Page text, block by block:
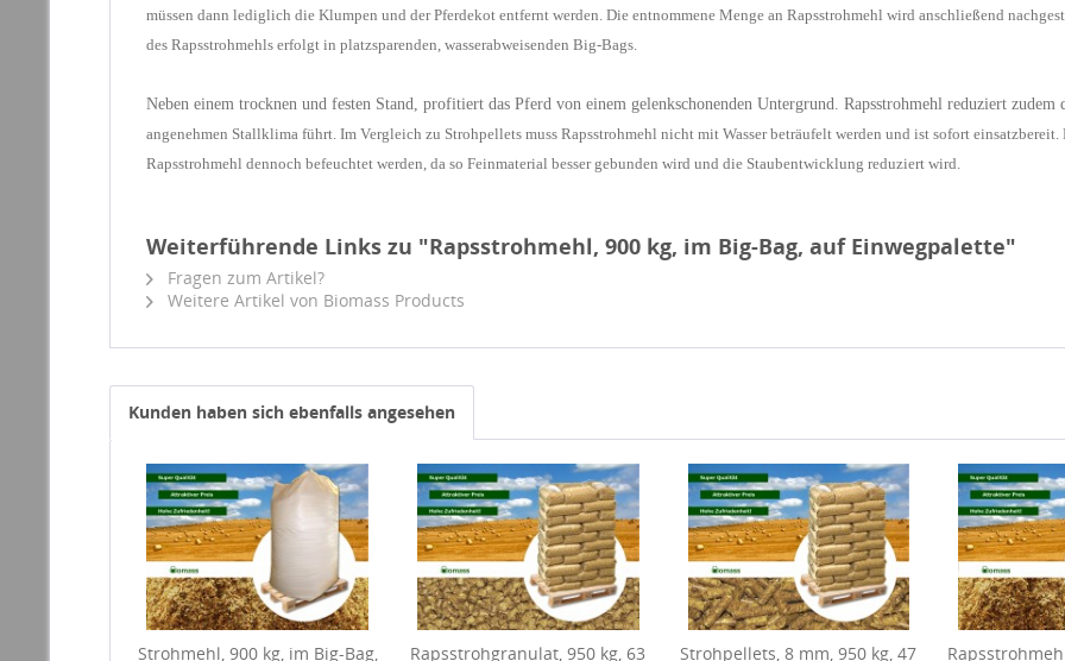
müssen dann lediglich die Klumpen und der Pferdekot entfernt werden. Die entnommene Menge an Rapsstrohmehl wird anschließend
des Rapsstrohmehls erfolgt in platzsparenden, wasserabweisenden Big-Bags.
Neben einem trocknen und festen Stand, profitiert das Pferd von einem gelenkschonenden Untergrund. Rapsstrohmehl reduziert zudem
angenehmen Stallklima führt. Im Vergleich zu Strohpellets muss Rapsstrohmehl nicht mit Wasser beträufelt werden und ist sofort
Rapsstrohmehl dennoch befeuchtet werden, da so Feinmaterial besser gebunden wird und die Staubentwicklung reduziert wird.
Weiterführende Links zu "Rapsstrohmehl, 900 kg, im Big-Bag, auf Einwegpalette"
Fragen zum Artikel?
Weitere Artikel von Biomass Products
Kunden haben sich ebenfalls angesehen
Strohmehl, 900 kg, im Big-Bag, Rapsstrohgranulat, 950 kg, 63 Strohpellets, 8 mm, 950 kg, 47